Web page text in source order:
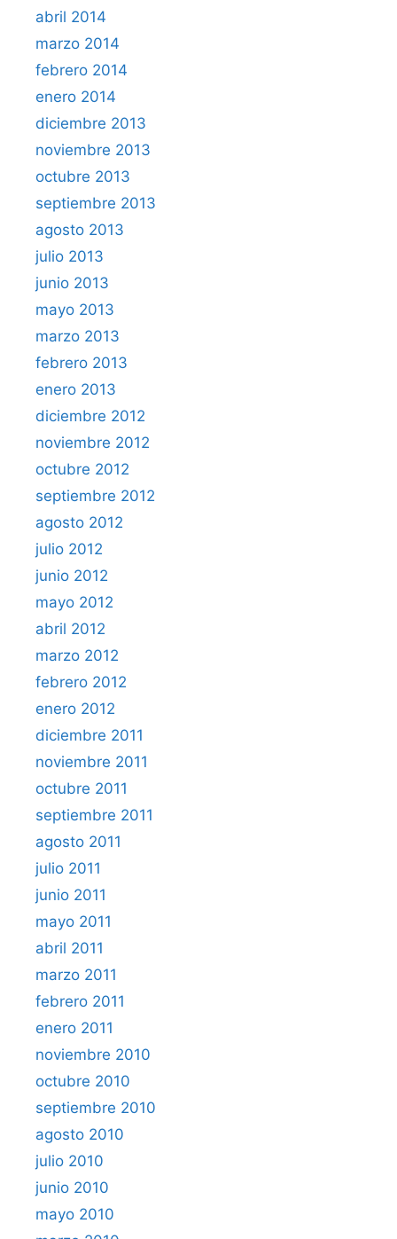
abril 2014
marzo 2014
febrero 2014
enero 2014
diciembre 2013
noviembre 2013
octubre 2013
septiembre 2013
agosto 2013
julio 2013
junio 2013
mayo 2013
marzo 2013
febrero 2013
enero 2013
diciembre 2012
noviembre 2012
octubre 2012
septiembre 2012
agosto 2012
julio 2012
junio 2012
mayo 2012
abril 2012
marzo 2012
febrero 2012
enero 2012
diciembre 2011
noviembre 2011
octubre 2011
septiembre 2011
agosto 2011
julio 2011
junio 2011
mayo 2011
abril 2011
marzo 2011
febrero 2011
enero 2011
noviembre 2010
octubre 2010
septiembre 2010
agosto 2010
julio 2010
junio 2010
mayo 2010